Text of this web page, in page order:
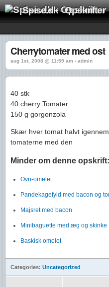
Spise.dk - Opskrifter
Cherrytomater med ost
aug 1st, 2008 @ 11:59 am › admin
40 stk
40 cherry Tomater
150 g gorgonzola
Skær hver tomat halvt
tomaterne med den
Minder om denne opskrift:
Ovn-omelet
Pandekagefyld med bacon og
Majsret med bacon
Minibaguette med æg og skinke
Baskisk omelet
Categories: Uncategorized